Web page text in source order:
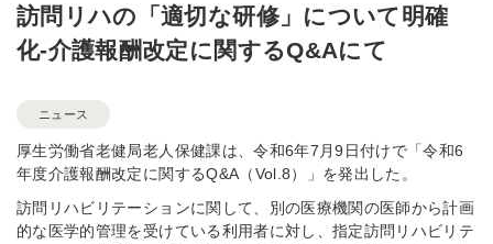
訪問リハの「適切な研修」について明確
化-介護報酬改定に関するQ&Aにて
ニュース
厚生労働省老健局老人保健課は、令和6年7月9日付けで「令和6
年度介護報酬改定に関するQ&A（Vol.8）」を発出した。
訪問リハビリテーションに関して、別の医療機関の医師から計画
的な医学的管理を受けている利用者に対し、指定訪問リハビリテ